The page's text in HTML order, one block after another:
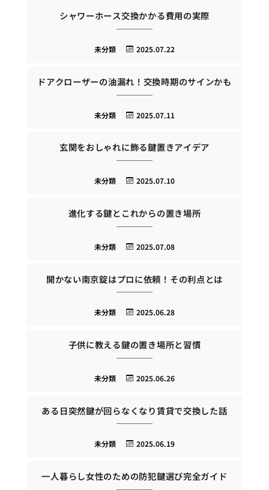
シャワーホース交換かかる費用の実際
2025.07.22
未分類
ドアクローザーの油漏れ！交換時期のサインかも
2025.07.11
未分類
玄関をおしゃれに飾る鍵置きアイデア
2025.07.10
未分類
進化する鍵とこれからの置き場所
2025.07.08
未分類
開かない南京錠はプロに依頼！その利点とは
2025.06.28
未分類
子供に教える鍵の置き場所と習慣
2025.06.26
未分類
ある日突然鍵が回らなくなり賃貸で交換した話
2025.06.19
未分類
一人暮らし女性のための防犯鍵選び完全ガイド